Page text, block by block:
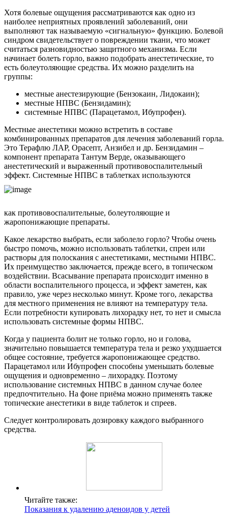
Хотя болевые ощущения рассматриваются как одно из
наиболее неприятных проявлений заболеваний, они
выполняют так называемую «сигнальную» функцию. Болевой
синдром свидетельствует о повреждении ткани, что может
считаться разновидностью защитного механизма. Если
начинает болеть горло, важно подобрать анестетические, то
есть болеутоляющие средства. Их можно разделить на
группы:
местные анестезирующие (Бензокаин, Лидокаин);
местные НПВС (Бензидамин);
системные НПВС (Парацетамол, Ибупрофен).
Местные анестетики можно встретить в составе
комбинированных препаратов для лечения заболеваний горла.
Это Терафлю ЛАР, Орасепт, Анзибел и др. Бензидамин –
компонент препарата Тантум Верде, оказывающего
анестетический и выраженный противовоспалительный
эффект. Системные НПВС в таблетках используются
как противовоспалительные, болеутоляющие и
жаропонижающие препараты.
Какое лекарство выбрать, если заболело горло? Чтобы очень
быстро помочь, можно использовать таблетки, спреи или
растворы для полоскания с анестетиками, местными НПВС.
Их преимущество заключается, прежде всего, в топическом
воздействии. Всасывание препарата происходит именно в
области воспалительного процесса, и эффект заметен, как
правило, уже через несколько минут. Кроме того, лекарства
для местного применения не влияют на температуру тела.
Если потребности купировать лихорадку нет, то нет и смысла
использовать системные формы НПВС.
Когда у пациента болит не только горло, но и голова,
значительно повышается температура тела и резко ухудшается
общее состояние, требуется жаропонижающее средство.
Парацетамол или Ибупрофен способны уменьшать болевые
ощущения и одновременно – лихорадку. Поэтому
использование системных НПВС в данном случае более
предпочтительно. На фоне приёма можно применять также
топические анестетики в виде таблеток и спреев.
Следует контролировать дозировку каждого выбранного
средства.
Читайте также:
Показания к удалению аденоидов у детей